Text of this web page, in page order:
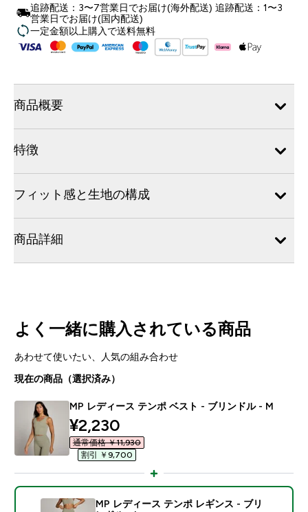
追跡配送：3〜7営業日でお届け(海外配送) 追跡配送：1〜3
営業日でお届け(国内配送)
一定金額以上購入で送料無料
商品概要
特徴
フィット感と生地の構成
商品詳細
よく一緒に購入されている商品
あわせて使いたい、人気の組み合わせ
現在の商品（選択済み）
MP レディース テンポ ベスト - ブリンドル - M
discounted price
¥2,230‎
通常価格 ￥11,930‎
割引 ￥9,700‎
MP レディース テンポ レギンス - ブリ